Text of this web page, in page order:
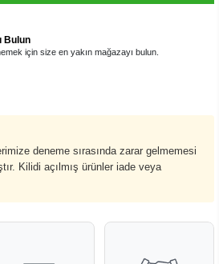
Bulun
için size en yakın mağazayı bulun.
deneme sırasında zarar gelmemesi
Kilidi açılmış ürünler iade veya